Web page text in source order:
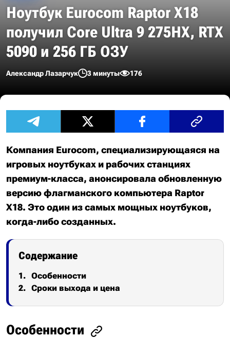
Ноутбук Eurocom Raptor X18
получил Core Ultra 9 275HX, RTX
5090 и 256 ГБ ОЗУ
Александр Лазарчук 3 минуты 176
Компания Eurocom, специализирующаяся на
игровых ноутбуках и рабочих станциях
премиум-класса, анонсировала обновленную
версию флагманского компьютера Raptor
X18. Это один из самых мощных ноутбуков,
когда-либо созданных.
Содержание
Особенности
Сроки выхода и цена
Особенности